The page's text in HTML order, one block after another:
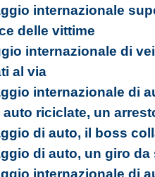
internazionale
delle vittime
internazionale di
al via
internazionale di
auto riciclate, un
di auto, il boss
di auto, un giro
internazionale di